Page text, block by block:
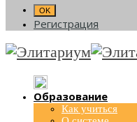
Регистрация
Образование
Как учиться